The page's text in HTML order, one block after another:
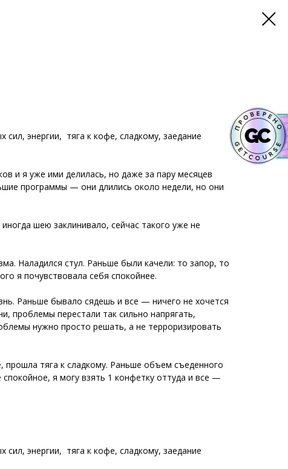
энергии, тяга к кофе, сладкому, заедание
и я уже ими делилась, но даже за пару месяцев
программы — они длились около недели, но они
шею заклинивало, сейчас такого уже не
Наладился стул. Раньше были качели: то запор, то
я почувствовала себя спокойнее.
Раньше бывало сядешь и все — ничего не хочется
проблемы перестали так сильно напрягать,
нужно просто решать, а не терроризировать
тяга к сладкому. Раньше объем съеденного
я могу взять 1 конфетку оттуда и все —
энергии, тяга к кофе, сладкому, заедание